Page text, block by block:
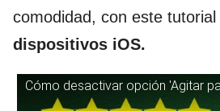
comodidad, con este
dispositivos iOS.
Cómo desactivar opción 'Agitar